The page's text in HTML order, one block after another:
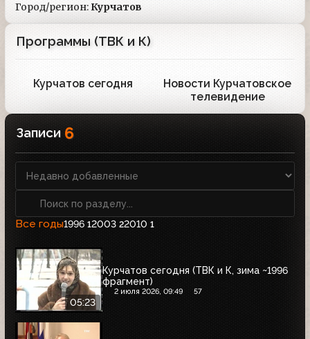
Город/регион:Курчатов
Программы (ТВК и К)
Курчатов сегодня 3
Новости Курчатовское
телевидение
Записи 6
Все годы1996 12003 22010 1
05:23
Курчатов сегодня (ТВК и К, зима ~1996
фрагмент)
2 июля 2026, 09:49 57